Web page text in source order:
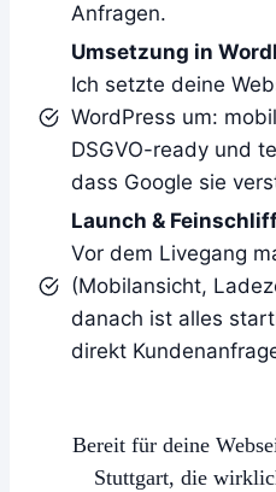
Anfragen.
Umsetzung in
Ich setzte deine
WordPress um:
DSGVO-ready und
dass Google sie
Launch &
Vor dem Livegang
(Mobilansicht,
danach ist alles
direkt
Bereit für deine
Stuttgart, die